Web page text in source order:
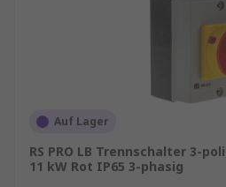
Auf Lager
RS PRO LB Trennschalter 3-
11 kW Rot IP65 3-phasig